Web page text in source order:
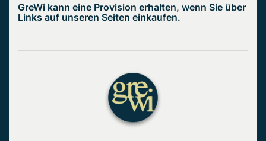
GreWi kann eine Provision erhalten, wenn Sie über
Links auf unseren Seiten einkaufen.